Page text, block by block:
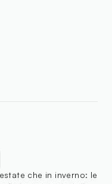
che in inverno: le